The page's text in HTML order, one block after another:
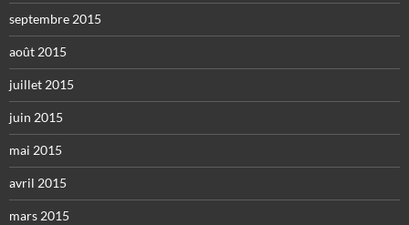
septembre 2015
août 2015
juillet 2015
juin 2015
mai 2015
avril 2015
mars 2015